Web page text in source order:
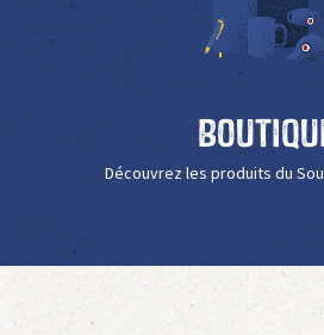
Découvrez les produits du